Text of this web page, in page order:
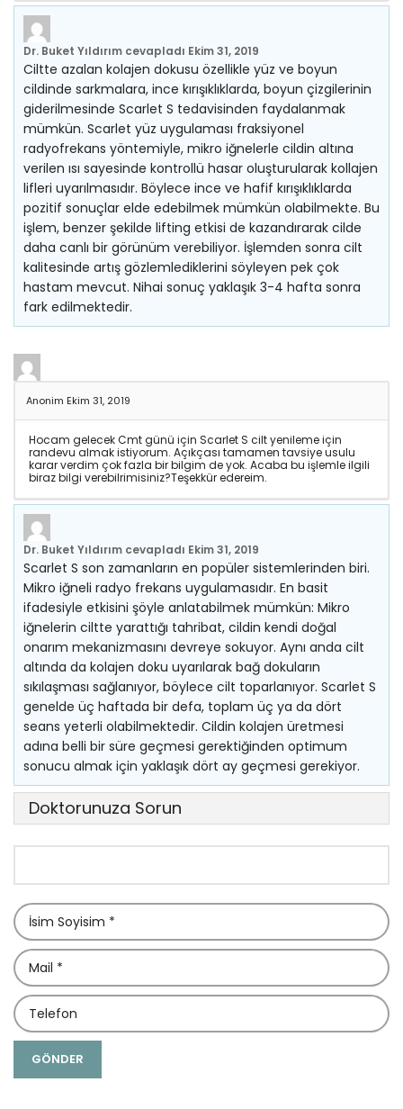
Dr. Buket Yıldırım cevapladı Ekim 31, 2019
Ciltte azalan kolajen dokusu özellikle yüz ve boyun
cildinde sarkmalara, ince kırışıklıklarda, boyun çizgilerinin
giderilmesinde Scarlet S tedavisinden faydalanmak
mümkün. Scarlet yüz uygulaması fraksiyonel
radyofrekans yöntemiyle, mikro iğnelerle cildin altına
verilen ısı sayesinde kontrollü hasar oluşturularak kollajen
lifleri uyarılmasıdır. Böylece ince ve hafif kırışıklıklarda
pozitif sonuçlar elde edebilmek mümkün olabilmekte. Bu
işlem, benzer şekilde lifting etkisi de kazandırarak cilde
daha canlı bir görünüm verebiliyor. İşlemden sonra cilt
kalitesinde artış gözlemlediklerini söyleyen pek çok
hastam mevcut. Nihai sonuç yaklaşık 3-4 hafta sonra
fark edilmektedir.
Anonim Ekim 31, 2019
Hocam gelecek Cmt günü için Scarlet S cilt yenileme için
randevu almak istiyorum. Açıkçası tamamen tavsiye usulu
karar verdim çok fazla bir bilgim de yok. Acaba bu işlemle ilgili
biraz bilgi verebilrimisiniz?Teşekkür edereim.
Dr. Buket Yıldırım cevapladı Ekim 31, 2019
Scarlet S son zamanların en popüler sistemlerinden biri.
Mikro iğneli radyo frekans uygulamasıdır. En basit
ifadesiyle etkisini şöyle anlatabilmek mümkün: Mikro
iğnelerin ciltte yarattığı tahribat, cildin kendi doğal
onarım mekanizmasını devreye sokuyor. Aynı anda cilt
altında da kolajen doku uyarılarak bağ dokuların
sıkılaşması sağlanıyor, böylece cilt toparlanıyor. Scarlet S
genelde üç haftada bir defa, toplam üç ya da dört
seans yeterli olabilmektedir. Cildin kolajen üretmesi
adına belli bir süre geçmesi gerektiğinden optimum
sonucu almak için yaklaşık dört ay geçmesi gerekiyor.
Doktorunuza Sorun